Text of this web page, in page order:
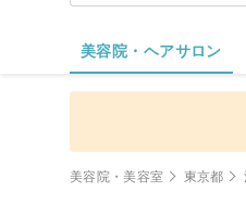
美容院・ヘアサロン
美容院・美容室 東京都